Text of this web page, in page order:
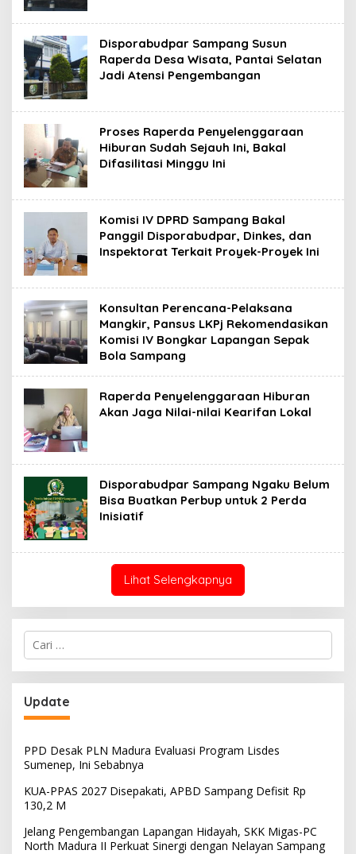
Disporabudpar Sampang Susun
Raperda Desa Wisata, Pantai Selatan
Jadi Atensi Pengembangan
Proses Raperda Penyelenggaraan
Hiburan Sudah Sejauh Ini, Bakal
Difasilitasi Minggu Ini
Komisi IV DPRD Sampang Bakal
Panggil Disporabudpar, Dinkes, dan
Inspektorat Terkait Proyek-Proyek Ini
Konsultan Perencana-Pelaksana
Mangkir, Pansus LKPj Rekomendasikan
Komisi IV Bongkar Lapangan Sepak
Bola Sampang
Raperda Penyelenggaraan Hiburan
Akan Jaga Nilai-nilai Kearifan Lokal
Disporabudpar Sampang Ngaku Belum
Bisa Buatkan Perbup untuk 2 Perda
Inisiatif
Lihat Selengkapnya
Cari
untuk:
Update
PPD Desak PLN Madura Evaluasi Program Lisdes
Sumenep, Ini Sebabnya
KUA-PPAS 2027 Disepakati, APBD Sampang Defisit Rp
130,2 M
Jelang Pengembangan Lapangan Hidayah, SKK Migas-PC
North Madura II Perkuat Sinergi dengan Nelayan Sampang